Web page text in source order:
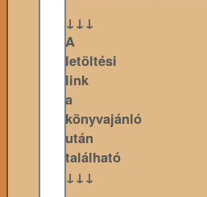
↓↓↓
A
letöltési
link
a
könyvajánló
után
található
↓↓↓